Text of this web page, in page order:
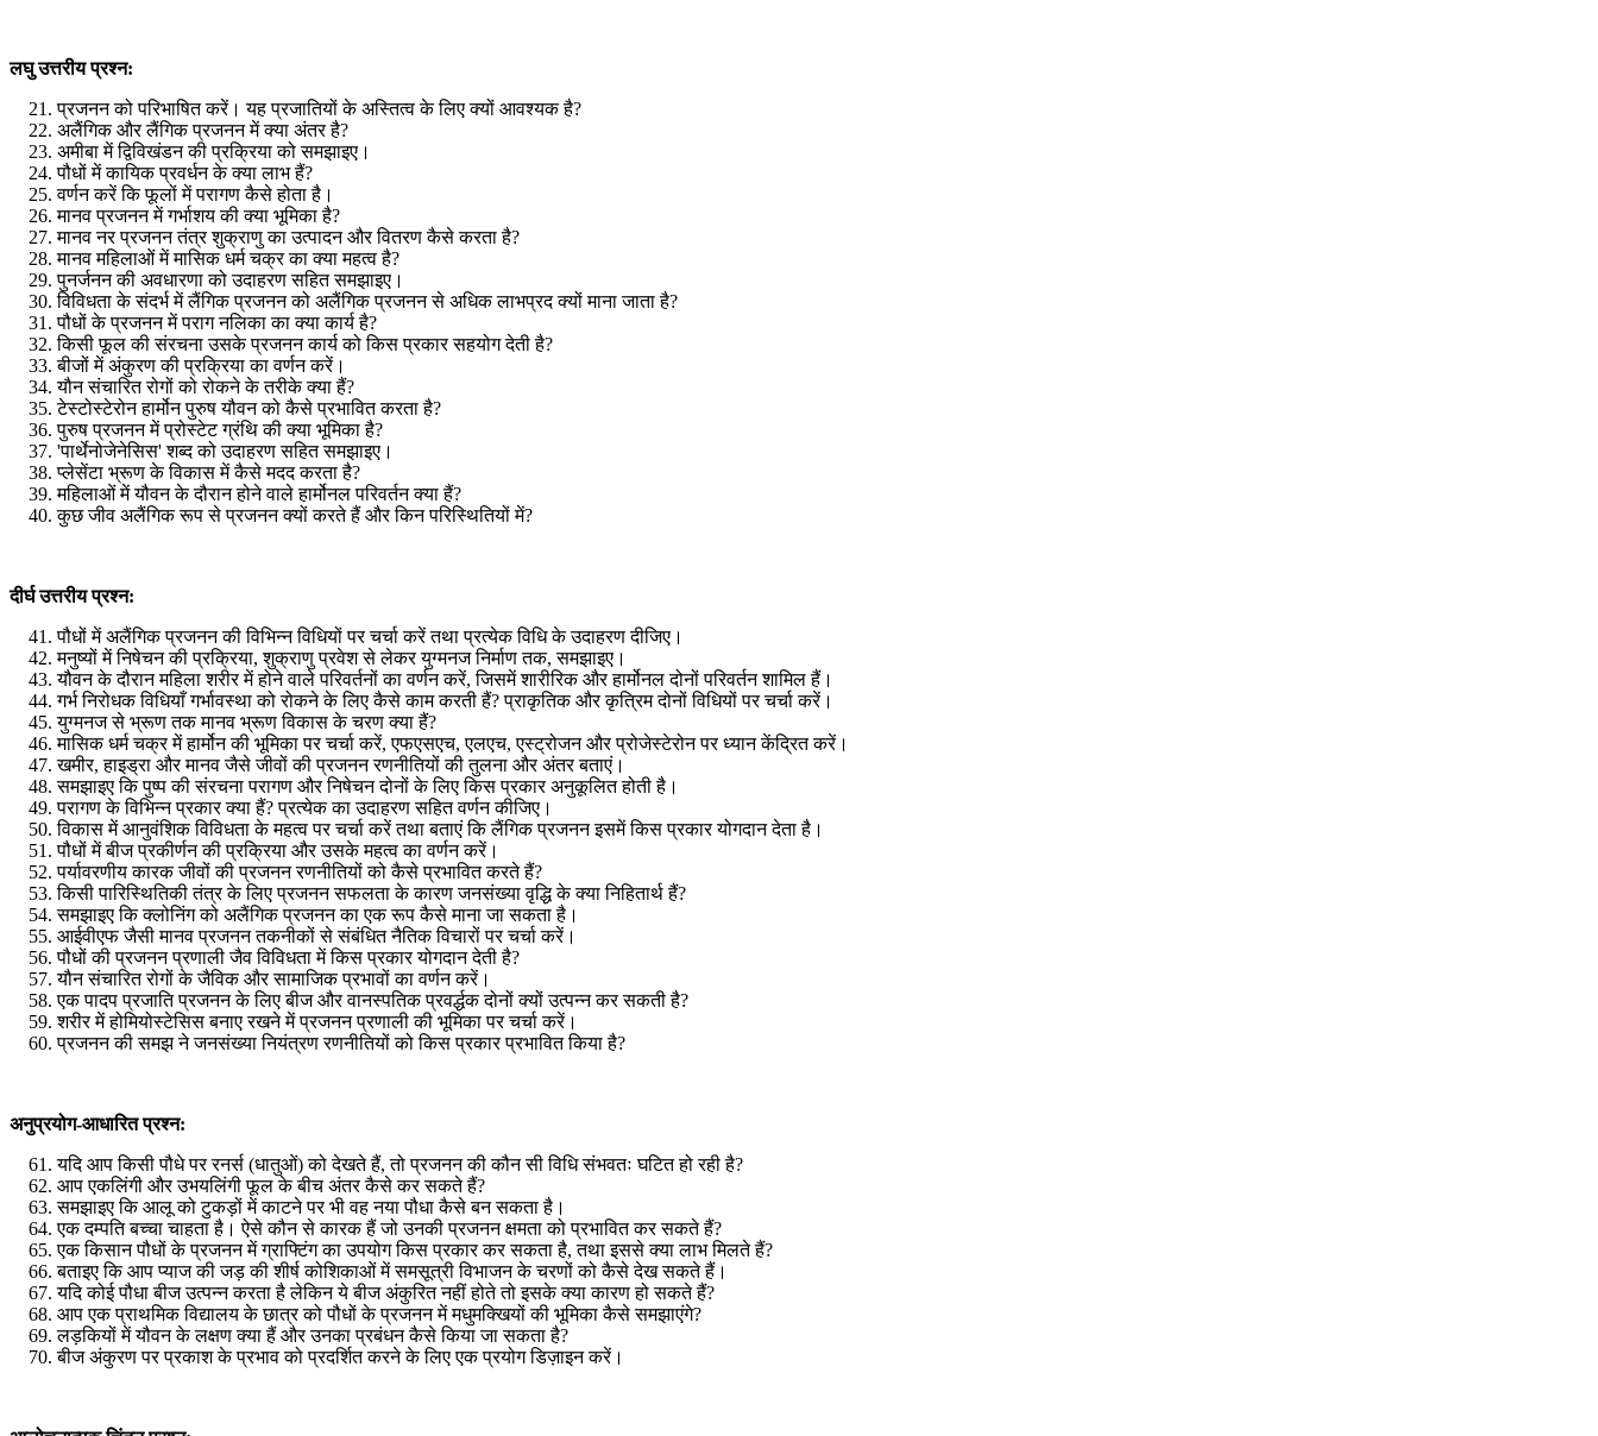
लघु उत्तरीय प्रश्न:
प्रजनन को परिभाषित करें। यह प्रजातियों के अस्तित्व के लिए क्यों आवश्यक है?
अलैंगिक और लैंगिक प्रजनन में क्या अंतर है?
अमीबा में द्विविखंडन की प्रक्रिया को समझाइए।
पौधों में कायिक प्रवर्धन के क्या लाभ हैं?
वर्णन करें कि फूलों में परागण कैसे होता है।
मानव प्रजनन में गर्भाशय की क्या भूमिका है?
मानव नर प्रजनन तंत्र शुक्राणु का उत्पादन और वितरण कैसे करता है?
मानव महिलाओं में मासिक धर्म चक्र का क्या महत्व है?
पुनर्जनन की अवधारणा को उदाहरण सहित समझाइए।
विविधता के संदर्भ में लैंगिक प्रजनन को अलैंगिक प्रजनन से अधिक लाभप्रद क्यों माना जाता है?
पौधों के प्रजनन में पराग नलिका का क्या कार्य है?
किसी फूल की संरचना उसके प्रजनन कार्य को किस प्रकार सहयोग देती है?
बीजों में अंकुरण की प्रक्रिया का वर्णन करें।
यौन संचारित रोगों को रोकने के तरीके क्या हैं?
टेस्टोस्टेरोन हार्मोन पुरुष यौवन को कैसे प्रभावित करता है?
पुरुष प्रजनन में प्रोस्टेट ग्रंथि की क्या भूमिका है?
'पार्थेनोजेनेसिस'शब्द को उदाहरण सहित समझाइए।
प्लेसेंटा भ्रूण के विकास में कैसे मदद करता है?
महिलाओं में यौवन के दौरान होने वाले हार्मोनल परिवर्तन क्या हैं?
कुछ जीव अलैंगिक रूप से प्रजनन क्यों करते हैं और किन परिस्थितियों में?
दीर्घ उत्तरीय प्रश्न:
पौधों में अलैंगिक प्रजनन की विभिन्न विधियों पर चर्चा करें तथा प्रत्येक विधि के उदाहरण दीजिए।
मनुष्यों में निषेचन की प्रक्रिया,शुक्राणु प्रवेश से लेकर युग्मनज निर्माण तक,समझाइए।
यौवन के दौरान महिला शरीर में होने वाले परिवर्तनों का वर्णन करें,जिसमें शारीरिक और हार्मोनल दोनों परिवर्तन शामिल हैं।
गर्भ निरोधक विधियाँ गर्भावस्था को रोकने के लिए कैसे काम करती हैं?प्राकृतिक और कृत्रिम दोनों विधियों पर चर्चा करें।
युग्मनज से भ्रूण तक मानव भ्रूण विकास के चरण क्या हैं?
मासिक धर्म चक्र में हार्मोन की भूमिका पर चर्चा करें,एफएसएच,एलएच,एस्ट्रोजन और प्रोजेस्टेरोन पर ध्यान केंद्रित करें।
खमीर,हाइड्रा और मानव जैसे जीवों की प्रजनन रणनीतियों की तुलना और अंतर बताएं।
समझाइए कि पुष्प की संरचना परागण और निषेचन दोनों के लिए किस प्रकार अनुकूलित होती है।
परागण के विभिन्न प्रकार क्या हैं?प्रत्येक का उदाहरण सहित वर्णन कीजिए।
विकास में आनुवंशिक विविधता के महत्व पर चर्चा करें तथा बताएं कि लैंगिक प्रजनन इसमें किस प्रकार योगदान देता है।
पौधों में बीज प्रकीर्णन की प्रक्रिया और उसके महत्व का वर्णन करें।
पर्यावरणीय कारक जीवों की प्रजनन रणनीतियों को कैसे प्रभावित करते हैं?
किसी पारिस्थितिकी तंत्र के लिए प्रजनन सफलता के कारण जनसंख्या वृद्धि के क्या निहितार्थ हैं?
समझाइए कि क्लोनिंग को अलैंगिक प्रजनन का एक रूप कैसे माना जा सकता है।
आईवीएफ जैसी मानव प्रजनन तकनीकों से संबंधित नैतिक विचारों पर चर्चा करें।
पौधों की प्रजनन प्रणाली जैव विविधता में किस प्रकार योगदान देती है?
यौन संचारित रोगों के जैविक और सामाजिक प्रभावों का वर्णन करें।
एक पादप प्रजाति प्रजनन के लिए बीज और वानस्पतिक प्रवर्द्धक दोनों क्यों उत्पन्न कर सकती है?
शरीर में होमियोस्टेसिस बनाए रखने में प्रजनन प्रणाली की भूमिका पर चर्चा करें।
प्रजनन की समझ ने जनसंख्या नियंत्रण रणनीतियों को किस प्रकार प्रभावित किया है?
अनुप्रयोग-आधारित प्रश्न:
यदि आप किसी पौधे पर रनर्स (धातुओं) को देखते हैं,तो प्रजनन की कौन सी विधि संभवतः घटित हो रही है?
आप एकलिंगी और उभयलिंगी फूल के बीच अंतर कैसे कर सकते हैं?
समझाइए कि आलू को टुकड़ों में काटने पर भी वह नया पौधा कैसे बन सकता है।
एक दम्पति बच्चा चाहता है। ऐसे कौन से कारक हैं जो उनकी प्रजनन क्षमता को प्रभावित कर सकते हैं?
एक किसान पौधों के प्रजनन में ग्राफ्टिंग का उपयोग किस प्रकार कर सकता है,तथा इससे क्या लाभ मिलते हैं?
बताइए कि आप प्याज की जड़ की शीर्ष कोशिकाओं में समसूत्री विभाजन के चरणों को कैसे देख सकते हैं।
यदि कोई पौधा बीज उत्पन्न करता है लेकिन ये बीज अंकुरित नहीं होते तो इसके क्या कारण हो सकते हैं?
आप एक प्राथमिक विद्यालय के छात्र को पौधों के प्रजनन में मधुमक्खियों की भूमिका कैसे समझाएंगे?
लड़कियों में यौवन के लक्षण क्या हैं और उनका प्रबंधन कैसे किया जा सकता है?
बीज अंकुरण पर प्रकाश के प्रभाव को प्रदर्शित करने के लिए एक प्रयोग डिज़ाइन करें।